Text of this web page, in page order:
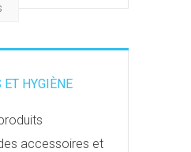
HYGIÈNE
accessoires et